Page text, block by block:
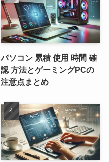
パソコン 累積 使用 時間 確
認 方法とゲーミングPCの
注意点まとめ